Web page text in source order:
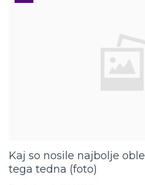
Kaj so nosile najbolje
tega tedna (foto)